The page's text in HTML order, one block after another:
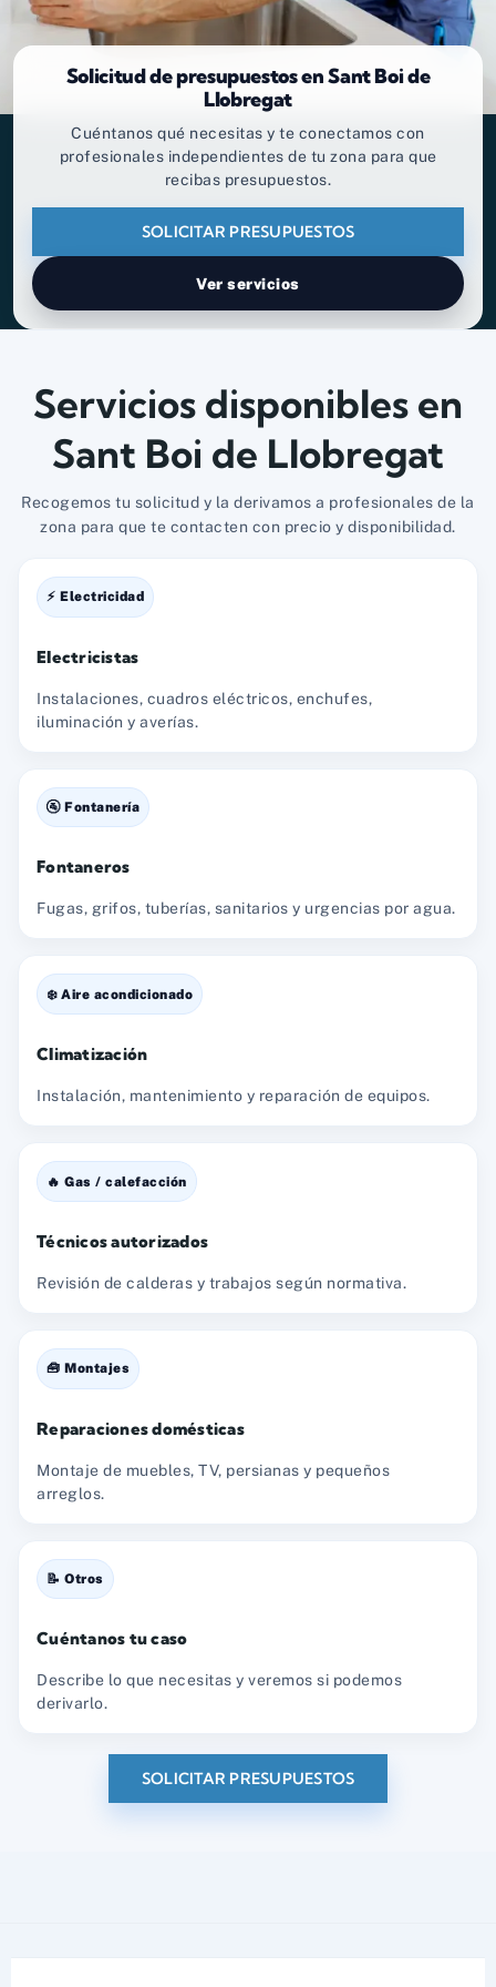
Solicitud de presupuestos en Sant Boi de
Llobregat
Cuéntanos qué necesitas y te conectamos con
profesionales independientes de tu zona para que
recibas presupuestos.
SOLICITAR PRESUPUESTOS
Ver servicios
Servicios disponibles en
Sant Boi de Llobregat
Recogemos tu solicitud y la derivamos a profesionales de la
zona para que te contacten con precio y disponibilidad.
⚡ Electricidad
Electricistas
Instalaciones, cuadros eléctricos, enchufes,
iluminación y averías.
🚰 Fontanería
Fontaneros
Fugas, grifos, tuberías, sanitarios y urgencias por agua.
❄️ Aire acondicionado
Climatización
Instalación, mantenimiento y reparación de equipos.
🔥 Gas / calefacción
Técnicos autorizados
Revisión de calderas y trabajos según normativa.
🧰 Montajes
Reparaciones domésticas
Montaje de muebles, TV, persianas y pequeños
arreglos.
📝 Otros
Cuéntanos tu caso
Describe lo que necesitas y veremos si podemos
derivarlo.
SOLICITAR PRESUPUESTOS